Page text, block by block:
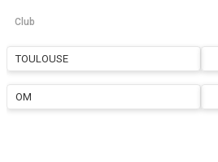
Club
TOULOUSE
OM